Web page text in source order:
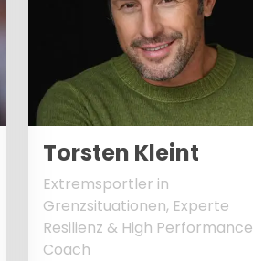
Torsten Kleint
Extremsportler in
Grenzsituationen, Experte
Resilienz & High Performance
Coach